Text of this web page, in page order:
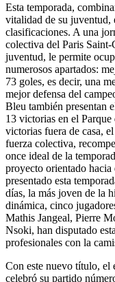
Esta temporada,
vitalidad de su juventud,
clasificaciones. A una
colectiva del Paris
juventud, le permite
numerosos apartados:
73 goles, es decir, una
mejor defensa del
Bleu también presentan
13 victorias en el
victorias fuera de casa,
fuerza colectiva,
once ideal de la
proyecto orientado
presentado esta
días, la más joven de la
dinámica, cinco
Mathis Jangeal, Pierre
Nsoki, han disputado
profesionales con la
Con este nuevo título,
celebró su partido